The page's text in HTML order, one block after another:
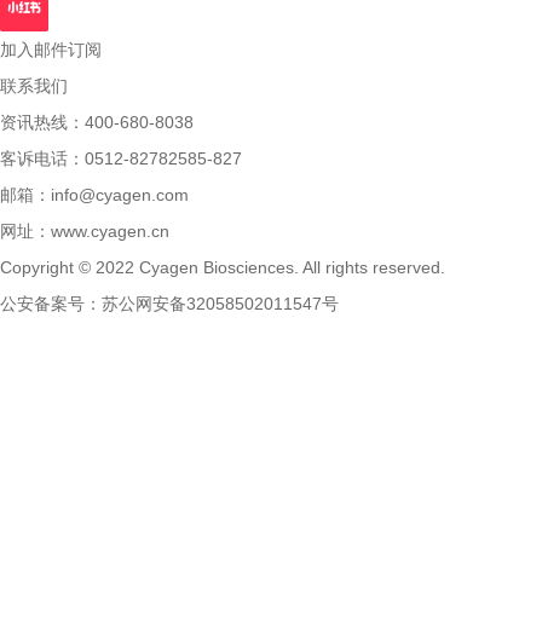
加入邮件订阅
联系我们
资讯热线：400-680-8038
客诉电话：0512-82782585-827
邮箱： info@cyagen.com
网址： www.cyagen.cn
Copyright © 2022 Cyagen Biosciences. All rights reserved.
公安备案号： 苏公网安备32058502011547号